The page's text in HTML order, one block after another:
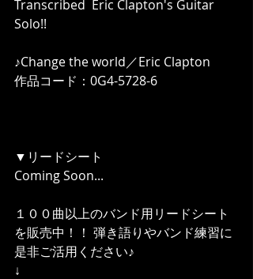
Transcribed  Eric Clapton's Guitar
Solo!!
♪Change the world／Eric Clapton
作品コード：0G4-5728-6
▼リードシート
Coming Soon...
１００曲以上のバンド用リードシート
を販売中！！ 弾き語りやバンド練習に
是非ご活用ください♪
↓